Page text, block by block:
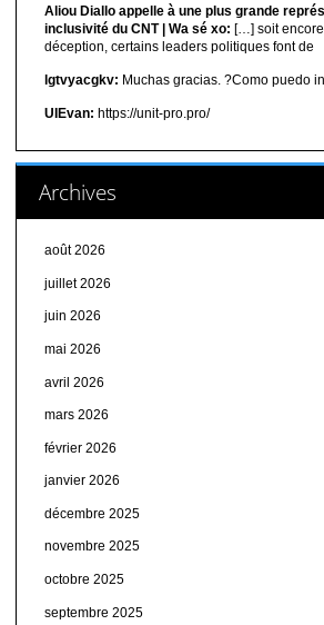
Aliou Diallo appelle à une plus grande
inclusivité du CNT | Wa sé xo: […] soit
déception, certains leaders politiques font de
lgtvyacgkv: Muchas gracias. ?Como puedo
UIEvan: https://unit-pro.pro/
Archives
août 2026
juillet 2026
juin 2026
mai 2026
avril 2026
mars 2026
février 2026
janvier 2026
décembre 2025
novembre 2025
octobre 2025
septembre 2025